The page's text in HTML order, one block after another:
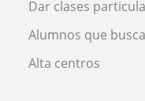
Dar clases
Alumnos que
Alta centros